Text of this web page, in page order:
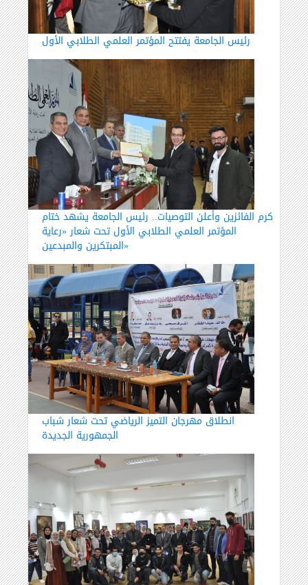
رئيس الجامعة يفتتح المؤتمر العلمي الطلابي الأول
كرم الفائزين وأعلن التوصيات.. رئيس الجامعة يشهد ختام
المؤتمر العلمي الطلابي الأول تحت شعار «رعاية
المبتكرين والمبدعين»
انطلاق مهرجان التميز الرياضي تحت شعار شباب
الجمهورية الجديدة